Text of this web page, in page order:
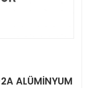
ALÜMİNYUM